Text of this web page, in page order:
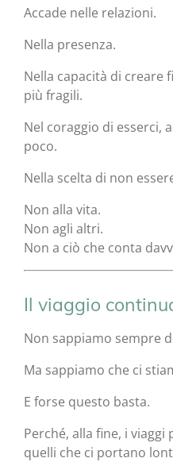
Accade nelle relazioni.
Nella presenza.
Nella capacità di creare
più fragili.
Nel coraggio di esserci,
poco.
Nella scelta di non
Non alla vita.
Non agli altri.
Non a ciò che conta
Il viaggio
Non sappiamo sempre
Ma sappiamo che ci
E forse questo basta.
Perché, alla fine, i
quelli che ci portano